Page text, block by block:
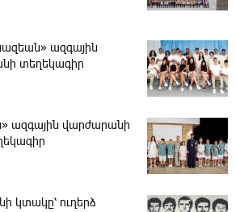
ազգային
տեղեկագիր
ազգային վարժարանի
կտակը՝ ուղերձ